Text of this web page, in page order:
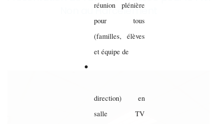
réunion plénière
pour tous
(familles, élèves
et équipe de
direction) en
salle TV
Non au Harcèlement